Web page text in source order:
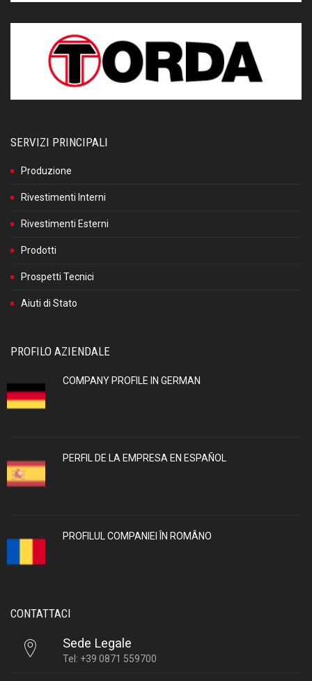
SERVIZI PRINCIPALI
Produzione
Rivestimenti Interni
Rivestimenti Esterni
Prodotti
Prospetti Tecnici
Aiuti di Stato
PROFILO AZIENDALE
COMPANY PROFILE IN GERMAN
PERFIL DE LA EMPRESA EN ESPAÑOL
PROFILUL COMPANIEI ÎN ROMÂNO
CONTATTACI
Sede Legale
Tel: +39 0871 559700